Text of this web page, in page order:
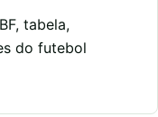
tabela,
do futebol